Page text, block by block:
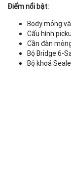
Điểm nổi bật:
Body mỏng
Cấu hình
Cần đàn
Bộ Bridge 6-
Bộ khoá